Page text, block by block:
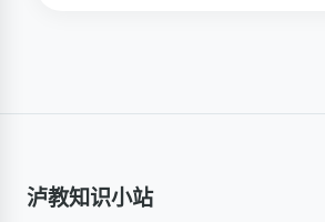
泸教知识小站